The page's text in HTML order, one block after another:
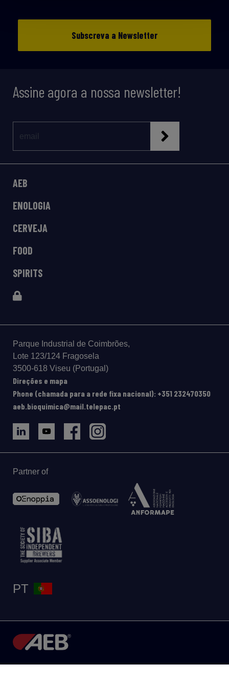
Subscreva a Newsletter
Assine agora a nossa newsletter!
AEB
ENOLOGIA
CERVEJA
FOOD
SPIRITS
Parque Industrial de Coimbrões,
Lote 123/124 Fragosela
3500-618 Viseu (Portugal)
Direções e mapa
Phone (chamada para a rede fixa nacional): +351 232470350
aeb.bioquimica@mail.telepac.pt
Partner of
PT